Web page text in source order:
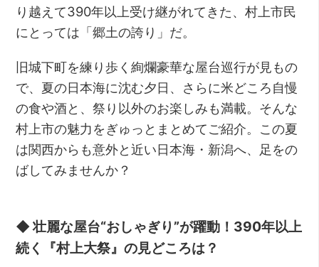
り越えて390年以上受け継がれてきた、村上市民
にとっては「郷土の誇り」だ。
旧城下町を練り歩く絢爛豪華な屋台巡行が見もの
で、夏の日本海に沈む夕日、さらに米どころ自慢
の食や酒と、祭り以外のお楽しみも満載。そんな
村上市の魅力をぎゅっとまとめてご紹介。この夏
は関西からも意外と近い日本海・新潟へ、足をの
ばしてみませんか？
◆ 壮麗な屋台“おしゃぎり”が躍動！390年以上
続く『村上大祭』の見どころは？